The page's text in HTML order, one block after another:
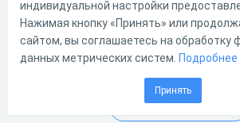
Загрузить еще
индивидуальной настройки
Нажимая кнопку «Принять» или
сайтом, вы соглашаетесь на обработку
данных метрических систем. Подробнее
Принять